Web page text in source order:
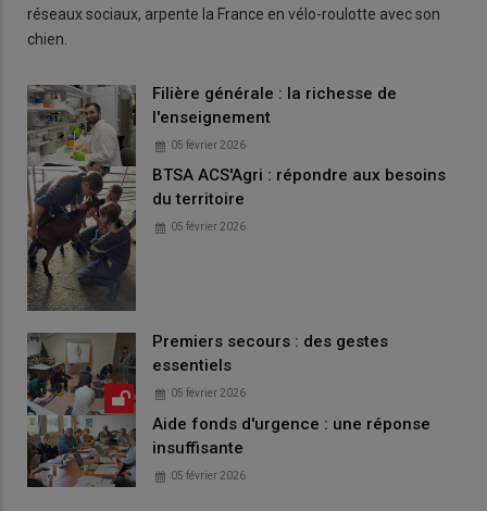
réseaux sociaux, arpente la France en vélo-roulotte avec son
chien.
Filière générale : la richesse de
l'enseignement
05 février 2026
BTSA ACS'Agri : répondre aux besoins
du territoire
05 février 2026
Premiers secours : des gestes
essentiels
05 février 2026
Aide fonds d'urgence : une réponse
insuffisante
05 février 2026